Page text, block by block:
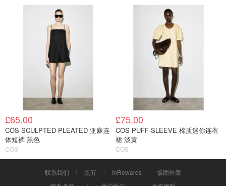
£65.00
COS SCULPTED PLEATED 亚麻连
体短裤 黑色
COS
£75.00
COS PUFF-SLEEVE 棉质迷你连衣
裙 淡黄
COS
联系我们 黑五 InRewards
饭团外卖